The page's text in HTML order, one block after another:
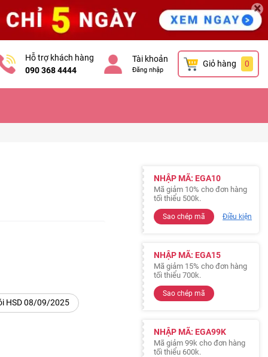
×
Hỗ trợ khách hàng
090 368 4444
Tài khoản
Đăng nhập
Giỏ hàng 0
HSD 08/09/2025
NHẬP MÃ: EGA10
Mã giảm 10% cho đơn hàng
tối thiểu 500k.
Sao chép mã Điều kiện
NHẬP MÃ: EGA15
Mã giảm 15% cho đơn hàng
tối thiểu 700k.
Sao chép mã
NHẬP MÃ: EGA99K
Mã giảm 99k cho đơn hàng
tối thiểu 600k.